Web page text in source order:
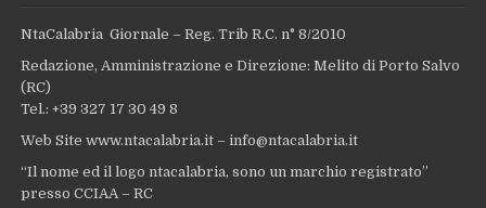
NtaCalabria Giornale – Reg. Trib R.C. n° 8/2010
Redazione, Amministrazione e Direzione: Melito di Porto Salvo
(RC)
Tel.: +39 327 17 30 49 8
Web Site www.ntacalabria.it – info@ntacalabria.it
“Il nome ed il logo ntacalabria, sono un marchio registrato”
presso CCIAA – RC